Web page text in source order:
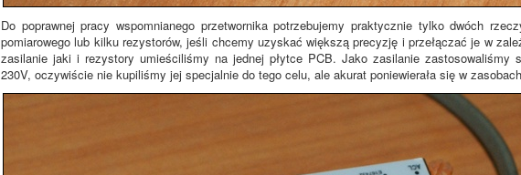
Do poprawnej pracy wspomnianego przetwornika potrzebujemy praktycznie tylko dwóch
pomiarowego lub kilku rezystorów, jeśli chcemy uzyskać większą precyzję i przełączać je w
zasilanie jaki i rezystory umieściliśmy na jednej płytce PCB. Jako zasilanie zastosowaliśmy
230V, oczywiście nie kupiliśmy jej specjalnie do tego celu, ale akurat poniewierała się w